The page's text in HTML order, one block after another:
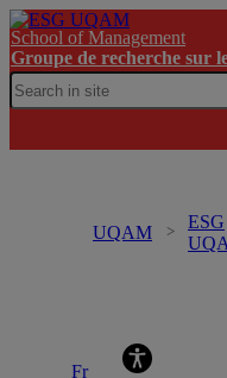
School of Management
Groupe de recherche sur
UQAM
ESG